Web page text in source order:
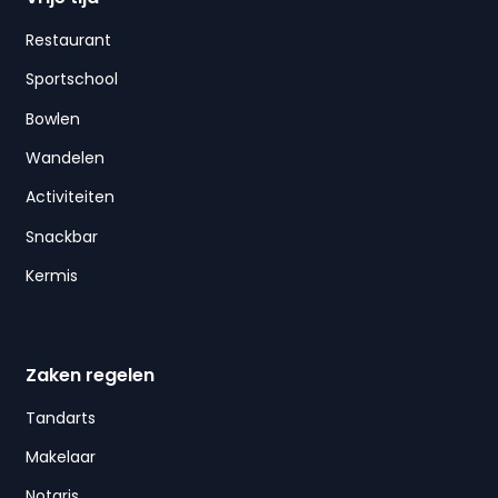
Restaurant
Sportschool
Bowlen
Wandelen
Activiteiten
Snackbar
Kermis
Zaken regelen
Tandarts
Makelaar